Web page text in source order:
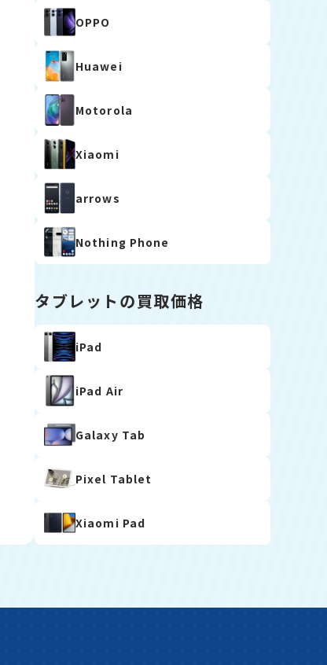
OPPO
Huawei
Motorola
Xiaomi
arrows
Nothing Phone
タブレットの買取価格
iPad
iPad Air
Galaxy Tab
Pixel Tablet
Xiaomi Pad